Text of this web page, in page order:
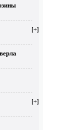
[+]
[+]